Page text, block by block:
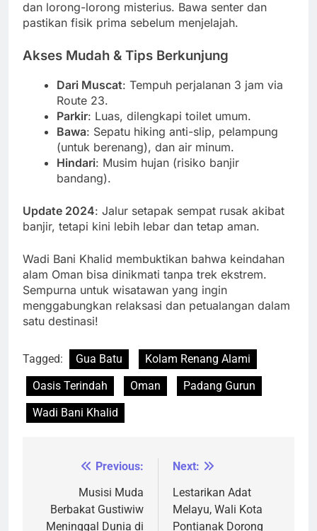
dan lorong-lorong misterius. Bawa senter dan
pastikan fisik prima sebelum menjelajah.
Akses Mudah & Tips Berkunjung
Dari Muscat: Tempuh perjalanan 3 jam via
Route 23.
Parkir: Luas, dilengkapi toilet umum.
Bawa: Sepatu hiking anti-slip, pelampung
(untuk berenang), dan air minum.
Hindari: Musim hujan (risiko banjir
bandang).
Update 2024: Jalur setapak sempat rusak akibat
banjir, tetapi kini lebih lebar dan tetap aman.
Wadi Bani Khalid membuktikan bahwa keindahan
alam Oman bisa dinikmati tanpa trek ekstrem.
Sempurna untuk wisatawan yang ingin
menggabungkan relaksasi dan petualangan dalam
satu destinasi!
Tagged: Gua Batu
Kolam Renang Alami
Oasis Terindah
Oman
Padang Gurun
Wadi Bani Khalid
NavigasiPrevious:
Musisi Muda
Berbakat Gustiwiw
Meninggal Dunia di
Next:
Lestarikan Adat
Melayu, Wali Kota
Pontianak Dorong